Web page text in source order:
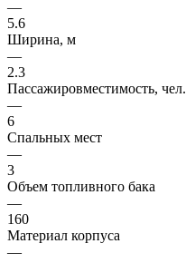
—
5.6
Ширина, м
—
2.3
Пассажировместимость, чел.
—
6
Спальных мест
—
3
Объем топливного бака
—
160
Материал корпуса
—